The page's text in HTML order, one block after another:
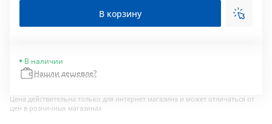
В корзину
В наличии
Нашли дешевле?
Цена действительна только для интернет магазина и может отличаться от
цен в розничных магазинах